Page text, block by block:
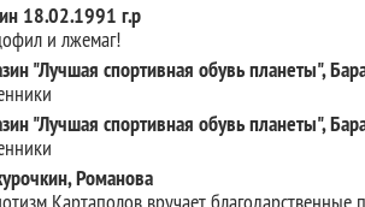
18.02.1991 г.р
и лжемаг!
"Лучшая спортивная обувь планеты",
"Лучшая спортивная обувь планеты",
Романова